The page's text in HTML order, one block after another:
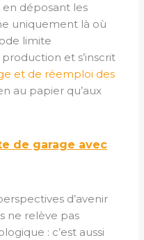
déposant les
uniquement là où
limite
et s’inscrit
et de réemploi des
au papier qu’aux
de garage avec
d’avenir
ne relève pas
: c’est aussi